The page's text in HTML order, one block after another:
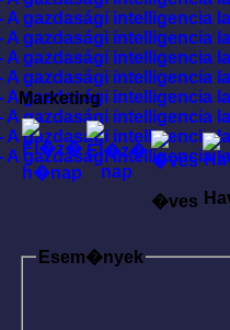
Marketing
�ves
Esem�nyek